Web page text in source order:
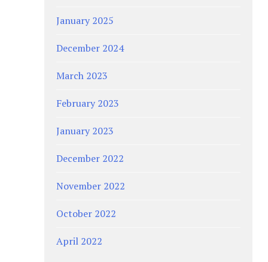
January 2025
December 2024
March 2023
February 2023
January 2023
December 2022
November 2022
October 2022
April 2022